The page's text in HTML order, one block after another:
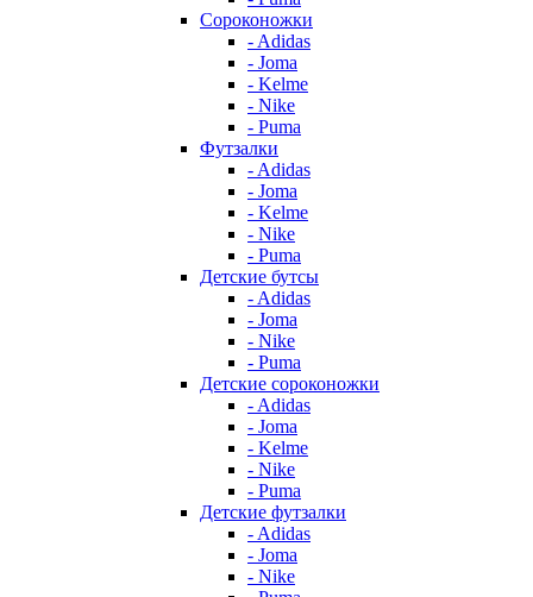
Сороконожки
- Adidas
- Joma
- Kelme
- Nike
- Puma
Футзалки
- Adidas
- Joma
- Kelme
- Nike
- Puma
Детские бутсы
- Adidas
- Joma
- Nike
- Puma
Детские сороконожки
- Adidas
- Joma
- Kelme
- Nike
- Puma
Детские футзалки
- Adidas
- Joma
- Nike